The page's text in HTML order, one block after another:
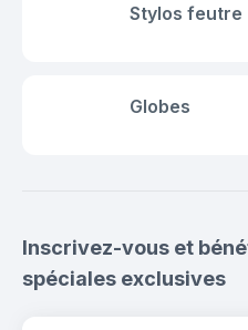
Stylos feutre
Globes
Inscrivez-vous et
spéciales exclusives